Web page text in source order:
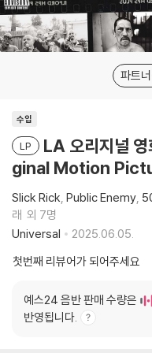
파트
수입
LP
LA 오리지널
ginal Motion
Slick Rick Public Enemy
래 외 7명
Universal
2025.06.05.
첫번째 리뷰어가 되어주세요
예스24 음반 판매 수량은
반영됩니다.